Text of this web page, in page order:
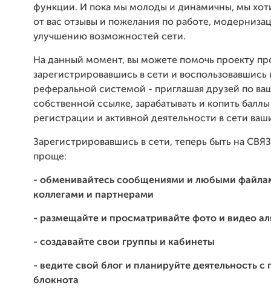
функции. И пока мы молоды и динамичны, мы
от вас отзывы и пожелания по работе,
улучшению возможностей сети.
На данный момент, вы можете помочь проекту
зарегистрировавшись в сети и
реферальной системой - приглашая друзей по
собственной ссылке, зарабатывать и копить
регистрации и активной деятельности в сети
Зарегистрировавшись в сети, теперь быть на
проще:
- обменивайтесь сообщениями и любыми
коллегами и партнерами
- размещайте и просматривайте фото и видео
- создавайте свои группы и кабинеты
- ведите свой блог и планируйте деятельность
блокнота